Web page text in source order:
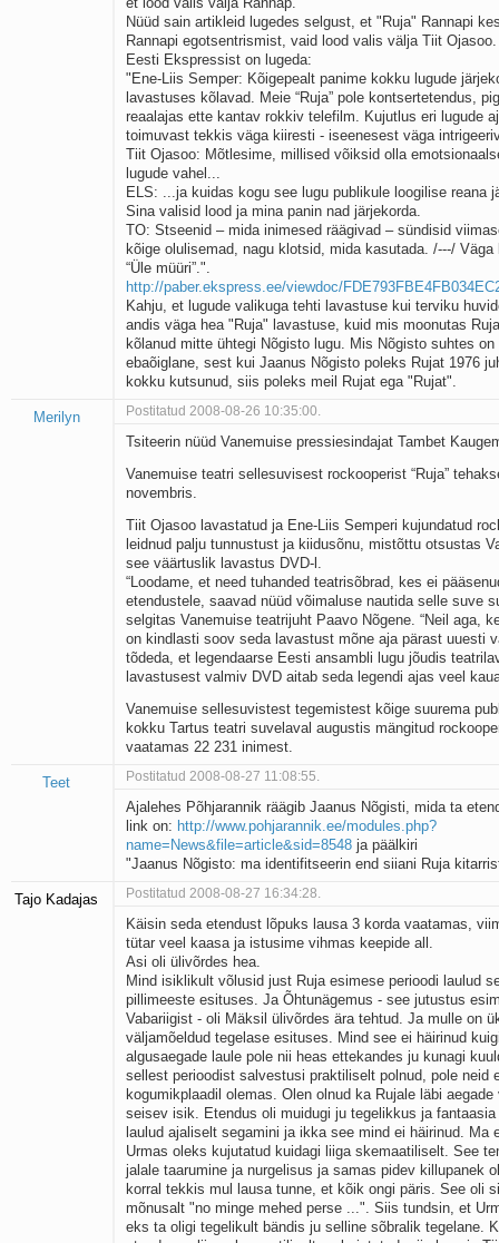
Nüüd sain artikleid lugedes selgust, et "Ruja" Rannapi
Rannapi egotsentrismist, vaid lood valis välja Tiit Ojasoo.
Eesti Ekspressist on lugeda:
"Ene-Liis Semper: Kõigepealt panime kokku lugude
lavastuses kõlavad. Meie “Ruja” pole kontsertetendus,
reaalajas ette kantav rokkiv telefilm. Kujutlus eri lugude
toimuvast tekkis väga kiiresti - iseenesest väga
Tiit Ojasoo: Mõtlesime, millised võiksid olla
lugude vahel...
ELS: ...ja kuidas kogu see lugu publikule loogilise reana
Sina valisid lood ja mina panin nad järjekorda.
TO: Stseenid – mida inimesed räägivad – sündisid
kõige olulisemad, nagu klotsid, mida kasutada. /---/
“Üle müüri”.".
http://paber.ekspress.ee/viewdoc/
Kahju, et lugude valikuga tehti lavastuse kui terviku
andis väga hea "Ruja" lavastuse, kuid mis moonutas
kõlanud mitte ühtegi Nõgisto lugu. Mis Nõgisto suhtes
ebaõiglane, sest kui Jaanus Nõgisto poleks Rujat 1976
kokku kutsunud, siis poleks meil Rujat ega "Rujat".
Merilyn Postitatud 2008-08-26 10:35:00.
Tsiteerin nüüd Vanemuise pressiesindajat Tambet
Vanemuise teatri sellesuvisest rockooperist “Ruja”
novembris.
Tiit Ojasoo lavastatud ja Ene-Liis Semperi kujundatud
leidnud palju tunnustust ja kiidusõnu, mistõttu otsustas
see väärtuslik lavastus DVD-l.
“Loodame, et need tuhanded teatrisõbrad, kes ei
etendustele, saavad nüüd võimaluse nautida selle suve
selgitas Vanemuise teatrijuht Paavo Nõgene. “Neil aga,
on kindlasti soov seda lavastust mõne aja pärast uuesti
tõdeda, et legendaarse Eesti ansambli lugu jõudis
lavastusest valmiv DVD aitab seda legendi ajas veel
Vanemuise sellesuvistest tegemistest kõige suurema
kokku Tartus teatri suvelaval augustis mängitud
vaatamas 22 231 inimest.
Teet Postitatud 2008-08-27 11:08:55.
Ajalehes Põhjarannik räägib Jaanus Nõgisti, mida ta
link on: http://www.pohjarannik.ee/modules.php?
name=News&file=article&sid=8548 ja päälkiri
"Jaanus Nõgisto: ma identifitseerin end siiani Ruja
Tajo Kadajas Postitatud 2008-08-27 16:34:28.
Käisin seda etendust lõpuks lausa 3 korda vaatamas,
tütar veel kaasa ja istusime vihmas keepide all.
Asi oli ülivõrdes hea.
Mind isiklikult võlusid just Ruja esimese perioodi laulud
pillimeeste esituses. Ja Õhtunägemus - see jutustus
Vabariigist - oli Mäksil ülivõrdes ära tehtud. Ja mulle on
väljamõeldud tegelase esituses. Mind see ei häirinud
algusaegade laule pole nii heas ettekandes ju kunagi
sellest perioodist salvestusi praktiliselt polnud, pole neid
kogumikplaadil olemas. Olen olnud ka Rujale läbi aegade
seisev isik. Etendus oli muidugi ju tegelikkus ja
laulud ajaliselt segamini ja ikka see mind ei häirinud. Ma
Urmas oleks kujutatud kuidagi liiga skemaatiliselt. See
jalale taarumine ja nurgelisus ja samas pidev killupanek
korral tekkis mul lausa tunne, et kõik ongi päris. See oli
mõnusalt "no minge mehed perse ...". Siis tundsin, et
eks ta oligi tegelikult bändis ju selline sõbralik tegelane.